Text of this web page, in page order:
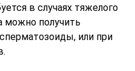
в случаях тяжелого
можно получить
или при